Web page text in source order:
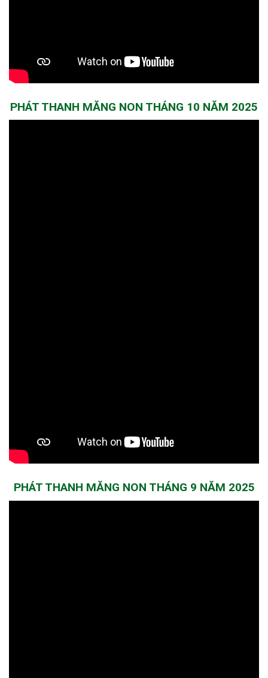
PHÁT THANH MĂNG NON THÁNG 10 NĂM 2025
PHÁT THANH MĂNG NON THÁNG 9 NĂM 2025